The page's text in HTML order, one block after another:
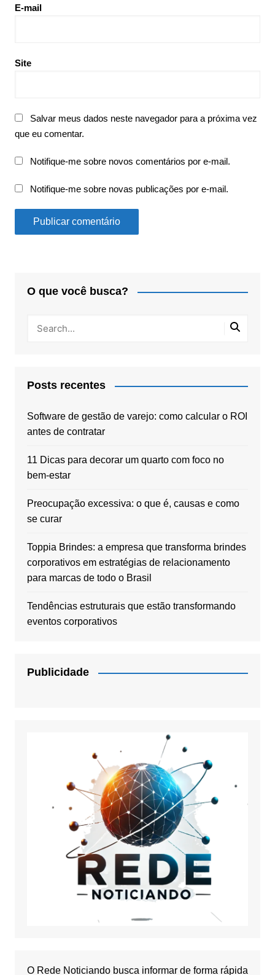
E-mail
Site
Salvar meus dados neste navegador para a próxima vez
que eu comentar.
Notifique-me sobre novos comentários por e-mail.
Notifique-me sobre novas publicações por e-mail.
O que você busca?
Posts recentes
Software de gestão de varejo: como calcular o ROI
antes de contratar
11 Dicas para decorar um quarto com foco no
bem-estar
Preocupação excessiva: o que é, causas e como
se curar
Toppia Brindes: a empresa que transforma brindes
corporativos em estratégias de relacionamento
para marcas de todo o Brasil
Tendências estruturais que estão transformando
eventos corporativos
Publicidade
O Rede Noticiando busca informar de forma rápida